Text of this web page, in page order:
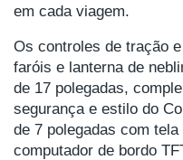
em cada viagem.
Os controles de tração
faróis e lanterna de
de 17 polegadas,
segurança e estilo do
de 7 polegadas com
computador de bordo